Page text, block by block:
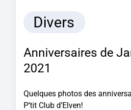
Divers
Anniversaires de
2021
Quelques photos des
P’tit Club d’Elven!